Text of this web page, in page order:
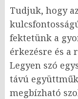
Tudjuk, hogy
fektetünk a
érkezésre és a
Legyen szó
távú
megbízható